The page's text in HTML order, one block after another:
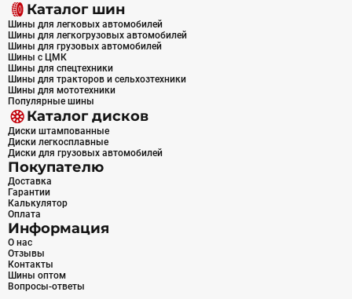
Каталог шин
Шины для легковых автомобилей
Шины для легкогрузовых автомобилей
Шины для грузовых автомобилей
Шины с ЦМК
Шины для спецтехники
Шины для тракторов и сельхозтехники
Шины для мототехники
Популярные шины
Каталог дисков
Диски штампованные
Диски легкосплавные
Диски для грузовых автомобилей
Покупателю
Доставка
Гарантии
Калькулятор
Оплата
Информация
О нас
Отзывы
Контакты
Шины оптом
Вопросы-ответы